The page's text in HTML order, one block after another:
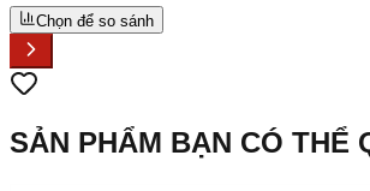
Chọn để so sánh
SẢN PHẨM BẠN CÓ THỂ